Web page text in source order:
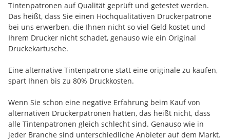
Tintenpatronen auf Qualität geprüft und getestet werden.
Das heißt, dass Sie einen Hochqualitativen Druckerpatrone
bei uns erwerben, die Ihnen nicht so viel Geld kostet und
Ihrem Drucker nicht schadet, genauso wie ein Original
Druckekartusche.
Eine alternative Tintenpatrone statt eine originale zu kaufen,
spart Ihnen bis zu 80% Druckkosten.
Wenn Sie schon eine negative Erfahrung beim Kauf von
alternativen Druckerpatronen hatten, das heißt nicht, dass
alle Tintenpatronen gleich schlecht sind. Genauso wie in
jeder Branche sind unterschiedliche Anbieter auf dem Markt.